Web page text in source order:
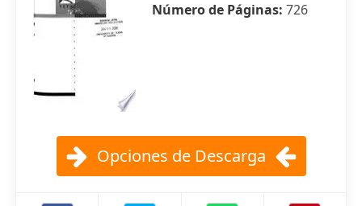
Número de Páginas: 726
Opciones de Descarga